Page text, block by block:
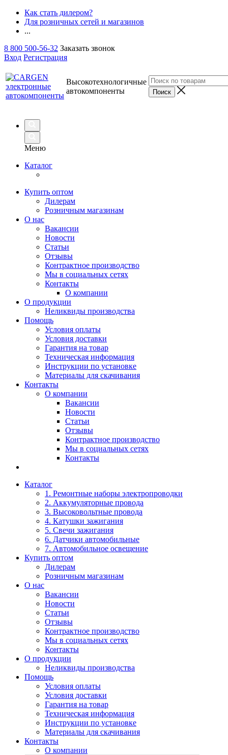
Как стать дилером?
Для розничных сетей и магазинов
...
8 800 500-56-32 Заказать звонок
Вход Регистрация
Высокотехнологичные
автокомпоненты
Меню
Каталог
Купить оптом
Дилерам
Розничным магазинам
О нас
Вакансии
Новости
Статьи
Отзывы
Контрактное производство
Мы в социальных сетях
Контакты
О компании
О продукции
Неликвиды производства
Помощь
Условия оплаты
Условия доставки
Гарантия на товар
Техническая информация
Инструкции по установке
Материалы для скачивания
Контакты
О компании
Вакансии
Новости
Статьи
Отзывы
Контрактное производство
Мы в социальных сетях
Контакты
Каталог
1. Ремонтные наборы электропроводки
2. Аккумуляторные провода
3. Высоковольтные провода
4. Катушки зажигания
5. Свечи зажигания
6. Датчики автомобильные
7. Автомобильное освещение
Купить оптом
Дилерам
Розничным магазинам
О нас
Вакансии
Новости
Статьи
Отзывы
Контрактное производство
Мы в социальных сетях
Контакты
О продукции
Неликвиды производства
Помощь
Условия оплаты
Условия доставки
Гарантия на товар
Техническая информация
Инструкции по установке
Материалы для скачивания
Контакты
О компании